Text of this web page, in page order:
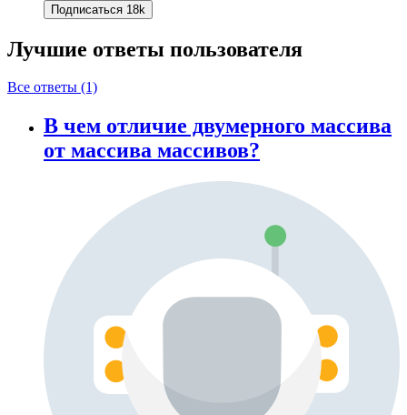
Подписаться 18k
Лучшие ответы пользователя
Все ответы (1)
В чем отличие двумерного массива
от массива массивов?